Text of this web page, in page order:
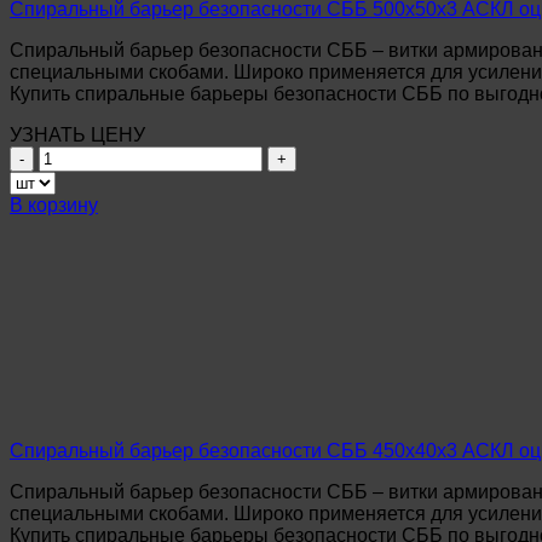
Спиральный барьер безопасности СББ 500х50х3 АСКЛ
Спиральный барьер безопасности СББ – витки
специальными скобами. Широко применяется для
Купить спиральные барьеры безопасности СББ по
УЗНАТЬ ЦЕНУ
Количество
товара
Спиральный
барьер
В корзину
Спиральный барьер безопасности СББ 450х40х3 АСКЛ
Спиральный барьер безопасности СББ – витки
специальными скобами. Широко применяется для
Купить спиральные барьеры безопасности СББ по